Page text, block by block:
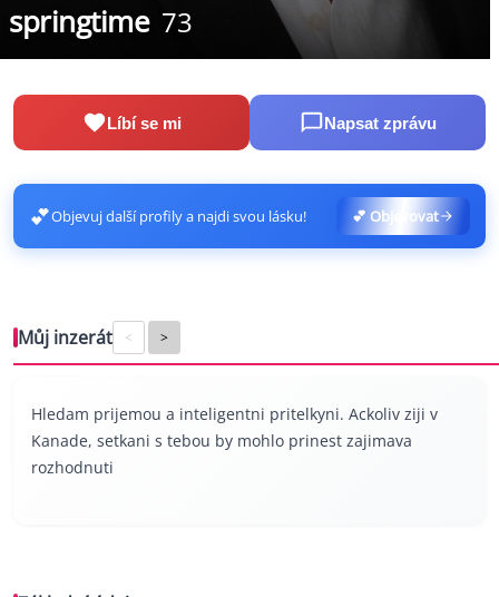
springtime 73
Líbí se mi Napsat zprávu
💕Objevuj další profily a najdi svou lásku! 💕 Objevovat
Můj inzerát < >
Hledam prijemou a inteligentni pritelkyni. Ackoliv ziji v
Kanade, setkani s tebou by mohlo prinest zajimava
rozhodnuti